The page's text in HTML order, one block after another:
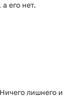
его нет.
лишнего и